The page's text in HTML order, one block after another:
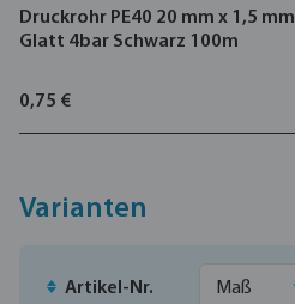
Druckrohr PE40 20 mm x 1,5 mm
Glatt 4bar Schwarz 100m
0,75 €
Varianten
Artikel-Nr.